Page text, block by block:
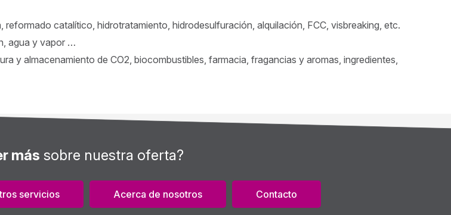
catalítico, hidrotratamiento, hidrodesulfuración, alquilación, FCC, visbreaking, etc.
agua y vapor …
y almacenamiento de CO2, biocombustibles, farmacia, fragancias y aromas, ingredientes,
más sobre nuestra oferta?
servicios Acerca de nosotros Contacto